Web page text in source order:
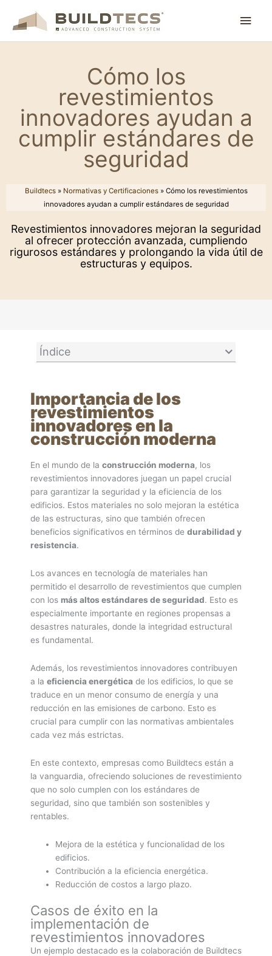
contenido
Cómo los
revestimientos
innovadores ayudan a
cumplir estándares de
seguridad
Buildtecs» Normativas y Certificaciones» Cómo los revestimientos
innovadores ayudan a cumplir estándares de seguridad
Revestimientos innovadores mejoran la seguridad
al ofrecer protección avanzada, cumpliendo
rigurosos estándares y prolongando la vida útil de
estructuras y equipos.
Índice
Importancia de los
revestimientos
innovadores en la
construcción moderna
En el mundo de la construcción moderna, los
revestimientos innovadores juegan un papel crucial
para garantizar la seguridad y la eficiencia de los
edificios. Estos materiales no solo mejoran la estética
de las estructuras, sino que también ofrecen
beneficios significativos en términos de durabilidad y
resistencia.
Los avances en tecnología de materiales han
permitido el desarrollo de revestimientos que cumplen
con los más altos estándares de seguridad. Esto es
especialmente importante en regiones propensas a
desastres naturales, donde la integridad estructural
es fundamental.
Además, los revestimientos innovadores contribuyen
a la eficiencia energética de los edificios, lo que se
traduce en un menor consumo de energía y una
reducción en las emisiones de carbono. Esto es
crucial para cumplir con las normativas ambientales
cada vez más estrictas.
En este contexto, empresas como Buildtecs están a
la vanguardia, ofreciendo soluciones de revestimiento
que no solo cumplen con los estándares de
seguridad, sino que también son sostenibles y
rentables.
Mejora de la estética y funcionalidad de los
edificios.
Contribución a la eficiencia energética.
Reducción de costos a largo plazo.
Casos de éxito en la
implementación de
revestimientos innovadores
Un ejemplo destacado es la colaboración de Buildtecs